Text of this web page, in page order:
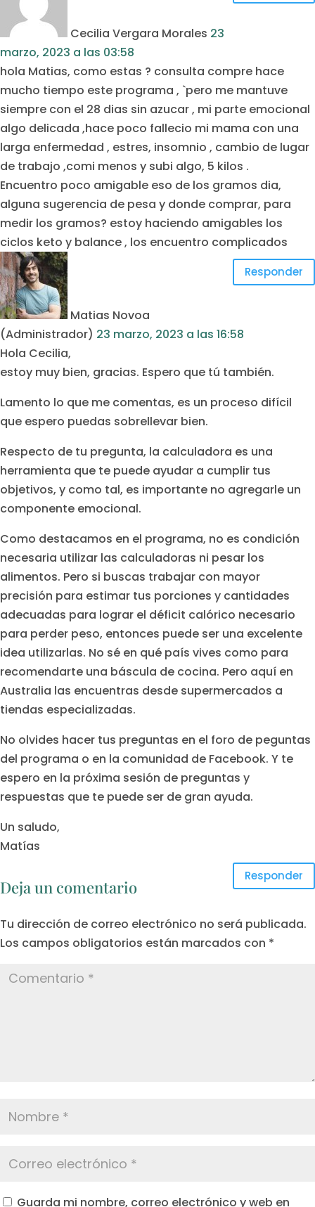
Cecilia Vergara Morales 23
marzo, 2023 a las 03:58
hola Matias, como estas ? consulta compre hace
mucho tiempo este programa , `pero me mantuve
siempre con el 28 dias sin azucar , mi parte emocional
algo delicada ,hace poco fallecio mi mama con una
larga enfermedad , estres, insomnio , cambio de lugar
de trabajo ,comi menos y subi algo, 5 kilos .
Encuentro poco amigable eso de los gramos dia,
alguna sugerencia de pesa y donde comprar, para
medir los gramos? estoy haciendo amigables los
ciclos keto y balance , los encuentro complicados
Responder
Matias Novoa
(Administrador) 23 marzo, 2023 a las 16:58
Hola Cecilia,
estoy muy bien, gracias. Espero que tú también.
Lamento lo que me comentas, es un proceso difícil
que espero puedas sobrellevar bien.
Respecto de tu pregunta, la calculadora es una
herramienta que te puede ayudar a cumplir tus
objetivos, y como tal, es importante no agregarle un
componente emocional.
Como destacamos en el programa, no es condición
necesaria utilizar las calculadoras ni pesar los
alimentos. Pero si buscas trabajar con mayor
precisión para estimar tus porciones y cantidades
adecuadas para lograr el déficit calórico necesario
para perder peso, entonces puede ser una excelente
idea utilizarlas. No sé en qué país vives como para
recomendarte una báscula de cocina. Pero aquí en
Australia las encuentras desde supermercados a
tiendas especializadas.
No olvides hacer tus preguntas en el foro de peguntas
del programa o en la comunidad de Facebook. Y te
espero en la próxima sesión de preguntas y
respuestas que te puede ser de gran ayuda.
Un saludo,
Matías
Responder
Deja un comentario
Tu dirección de correo electrónico no será publicada.
Los campos obligatorios están marcados con *
Guarda mi nombre, correo electrónico y web en